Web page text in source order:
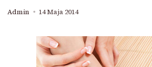
Admin 14 Maja 2014